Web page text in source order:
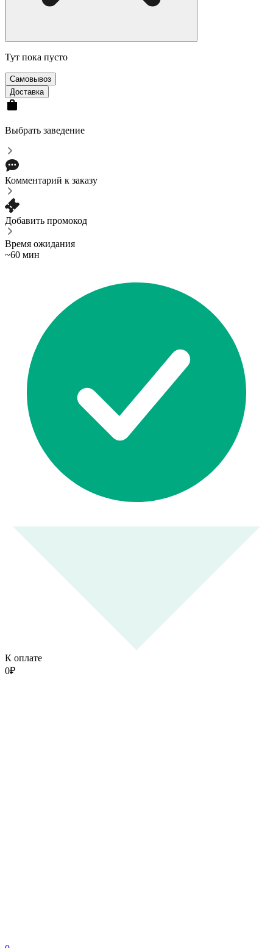
Тут пока пусто
Cамовывоз
Доставка
Выбрать заведение
Комментарий к заказу
Добавить промокод
Время ожидания
~60 мин
К оплате
0₽